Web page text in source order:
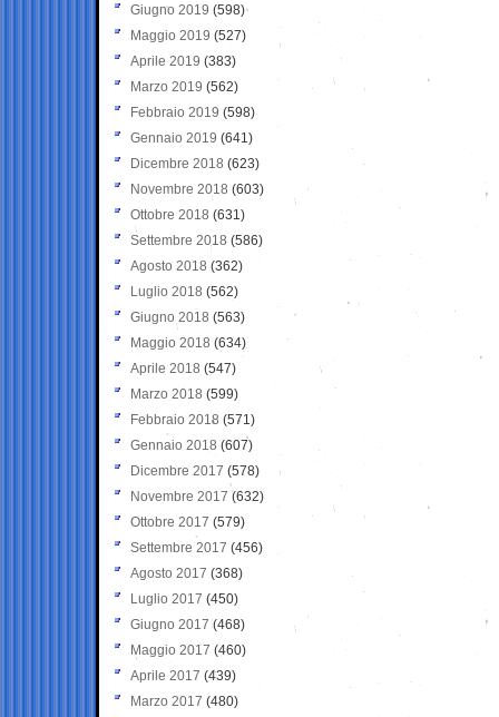
Giugno 2019 (598)
Maggio 2019 (527)
Aprile 2019 (383)
Marzo 2019 (562)
Febbraio 2019 (598)
Gennaio 2019 (641)
Dicembre 2018 (623)
Novembre 2018 (603)
Ottobre 2018 (631)
Settembre 2018 (586)
Agosto 2018 (362)
Luglio 2018 (562)
Giugno 2018 (563)
Maggio 2018 (634)
Aprile 2018 (547)
Marzo 2018 (599)
Febbraio 2018 (571)
Gennaio 2018 (607)
Dicembre 2017 (578)
Novembre 2017 (632)
Ottobre 2017 (579)
Settembre 2017 (456)
Agosto 2017 (368)
Luglio 2017 (450)
Giugno 2017 (468)
Maggio 2017 (460)
Aprile 2017 (439)
Marzo 2017 (480)